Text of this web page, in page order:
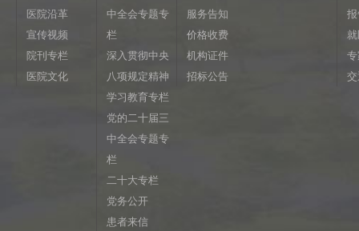
医院沿革
宣传视频
院刊专栏
医院文化
中全会专题专
栏
深入贯彻中央
八项规定精神
学习教育专栏
党的二十届三
中全会专题专
栏
二十大专栏
党务公开
患者来信
服务告知
价格收费
机构证件
招标公告